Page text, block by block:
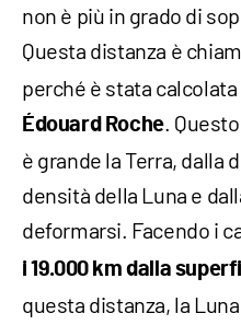
non è più in grado di
Questa distanza è
perché è stata
Édouard Roche.
è grande la Terra, dalla
densità della Luna e
deformarsi. Facendo i
i 19.000 km dalla
questa distanza, la